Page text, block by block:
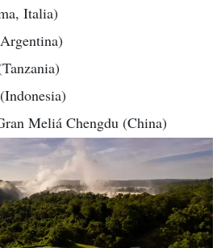
Italia)
Meliá Chengdu (China)